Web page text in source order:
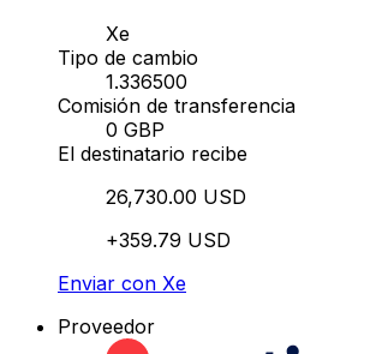
Xe
Tipo de cambio
1.336500
Comisión de transferencia
0 GBP
El destinatario recibe
26,730.00 USD
+359.79 USD
Enviar con Xe
Proveedor